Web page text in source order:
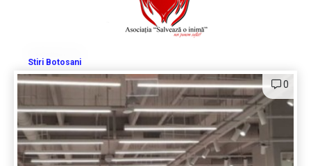
Stiri Botosani
0